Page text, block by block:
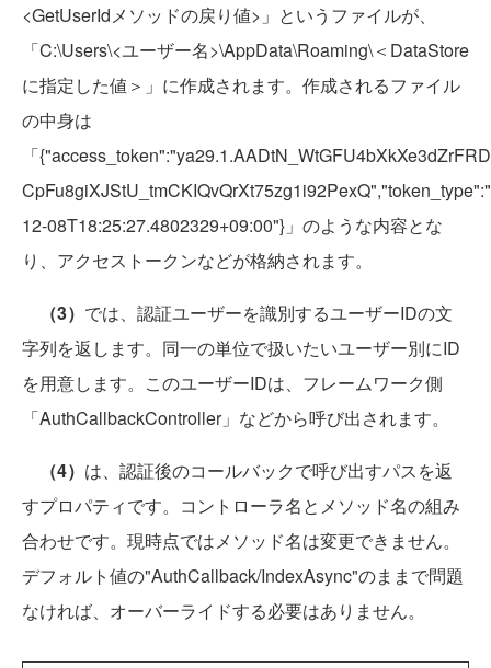
<GetUserIdメソッドの戻り値>」というファイルが、
「C:\Users\<ユーザー名>\AppData\Roaming\＜DataStore
に指定した値＞」に作成されます。作成されるファイル
の中身は
「
12-08T18:25:27.4802329+09:00"}」のような内容とな
り、アクセストークンなどが格納されます。
（3） では、認証ユーザーを識別するユーザーIDの文
字列を返します。同一の単位で扱いたいユーザー別にID
を用意します。このユーザーIDは、フレームワーク側
「AuthCallbackController」などから呼び出されます。
（4） は、認証後のコールバックで呼び出すパスを返
すプロパティです。コントローラ名とメソッド名の組み
合わせです。現時点ではメソッド名は変更できません。
デフォルト値の"AuthCallback/IndexAsync"のままで問題
なければ、オーバーライドする必要はありません。